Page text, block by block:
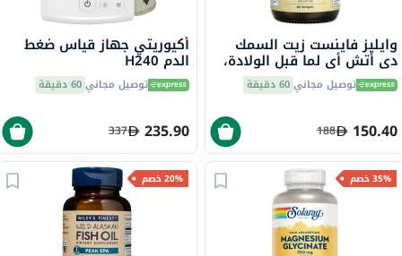
وايليز فاينست زيت السمك
دي أتش أي لما قبل الولادة،
حزمة 60 توصيل مجاني60 دقيقة
150.40
188
أكيوريتي جهاز قياس ضغط
الدم H240
توصيل مجاني60 دقيقة
235.90
337
35% خصم 20% خصم